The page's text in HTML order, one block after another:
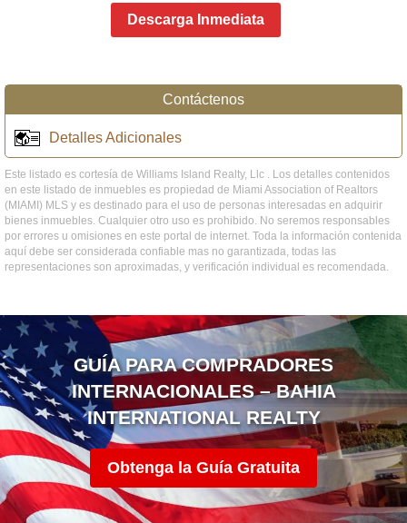
Descarga Inmediata
Contáctenos
Detalles Adicionales
Este listado es cortesía de Williams Island Realty, Llc . Los detalles contenidos
en este listado de inmuebles es propiedad de Miami Association of Realtors
(MIAMI) MLS y es destinado para el uso de personas interesadas en adquirir
bienes inmuebles. Cualquier otro uso es prohibido. No seremos responsables
por errores u omisiones en este portal de internet. Toda la información contenida
aquí debe ser considerada confiable mas no garantizada, todas las
representaciones son aproximadas, y verificación individual es recomendada.
GUÍA PARA COMPRADORES
INTERNACIONALES – BAHIA
INTERNATIONAL REALTY
Obtenga la Guía Gratuita